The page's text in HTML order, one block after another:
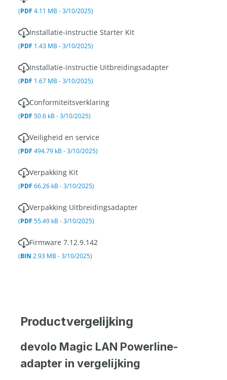
(PDF 4.11 MB - 3/10/2025)
Installatie-instructie Starter Kit
(PDF 1.43 MB - 3/10/2025)
Installatie-instructie Uitbreidingsadapter
(PDF 1.67 MB - 3/10/2025)
Conformiteitsverklaring
(PDF 50.6 kB - 3/10/2025)
Veiligheid en service
(PDF 494.79 kB - 3/10/2025)
Verpakking Kit
(PDF 66.26 kB - 3/10/2025)
Verpakking Uitbreidingsadapter
(PDF 55.49 kB - 3/10/2025)
Firmware 7.12.9.142
(BIN 2.93 MB - 3/10/2025)
Productvergelijking
devolo Magic LAN Powerline-
adapter in vergelijking